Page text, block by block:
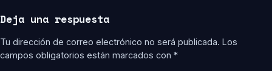
Deja una respuesta
Tu dirección de correo electrónico no será publicada. Los
campos obligatorios están marcados con *